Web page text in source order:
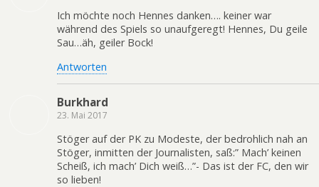
Ich möchte noch Hennes danken…. keiner war
während des Spiels so unaufgeregt! Hennes, Du geile
Sau…äh, geiler Bock!
Antworten
Burkhard
23. Mai 2017
Stöger auf der PK zu Modeste, der bedrohlich nah an
Stöger, inmitten der Journalisten, saß:” Mach’ keinen
Scheiß, ich mach’ Dich weiß…”- Das ist der FC, den wir
so lieben!